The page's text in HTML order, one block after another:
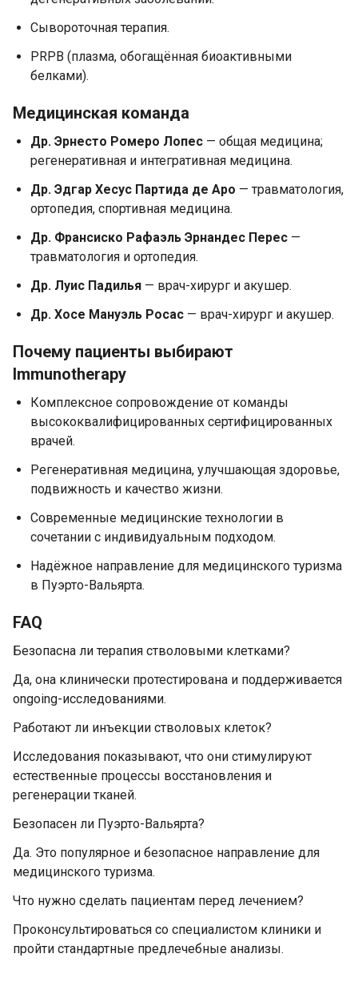
Сывороточная терапия.
PRPB (плазма, обогащённая биоактивными
белками).
Медицинская команда
Др. Эрнесто Ромеро Лопес — общая медицина;
регенеративная и интегративная медицина.
Др. Эдгар Хесус Партида де Аро — травматология,
ортопедия, спортивная медицина.
Др. Франсиско Рафаэль Эрнандес Перес —
травматология и ортопедия.
Др. Луис Падилья — врач-хирург и акушер.
Др. Хосе Мануэль Росас — врач-хирург и акушер.
Почему пациенты выбирают
Immunotherapy
Комплексное сопровождение от команды
высококвалифицированных сертифицированных
врачей.
Регенеративная медицина, улучшающая здоровье,
подвижность и качество жизни.
Современные медицинские технологии в
сочетании с индивидуальным подходом.
Надёжное направление для медицинского туризма
в Пуэрто-Вальярта.
FAQ
Безопасна ли терапия стволовыми клетками?
Да, она клинически протестирована и поддерживается
ongoing-исследованиями.
Работают ли инъекции стволовых клеток?
Исследования показывают, что они стимулируют
естественные процессы восстановления и
регенерации тканей.
Безопасен ли Пуэрто-Вальярта?
Да. Это популярное и безопасное направление для
медицинского туризма.
Что нужно сделать пациентам перед лечением?
Проконсультироваться со специалистом клиники и
пройти стандартные предлечебные анализы.